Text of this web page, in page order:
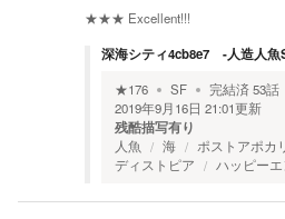
★★★ Excellent!!!
深海シティ4cb8e7 -人造人魚
★176 SF 完結済53話
2019年9月16日 21:01更新
残酷描写有り
人魚 海 ポストアポカ
ディストピア
ハッピー